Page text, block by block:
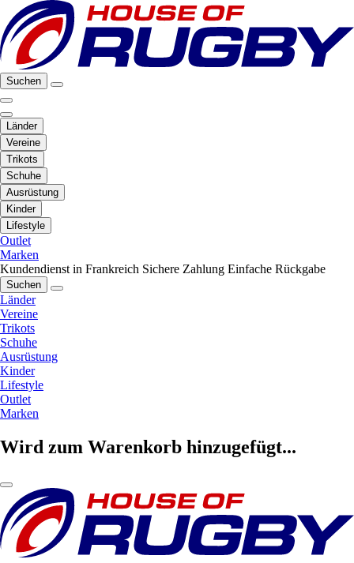
Suchen
Länder
Vereine
Trikots
Schuhe
Ausrüstung
Kinder
Lifestyle
Outlet
Marken
Kundendienst in Frankreich Sichere Zahlung Einfache Rückgabe
Suchen
Länder
Vereine
Trikots
Schuhe
Ausrüstung
Kinder
Lifestyle
Outlet
Marken
Wird zum Warenkorb hinzugefügt...